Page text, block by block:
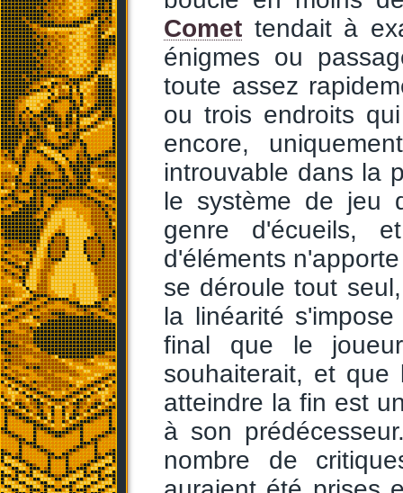
Comet tendait à
énigmes ou
toute assez
ou trois endroits
encore,
introuvable dans la
le système de jeu
genre d'écueils,
d'éléments
se déroule tout
la linéarité
final que le
souhaiterait, et que
atteindre la fin est
à son
nombre de